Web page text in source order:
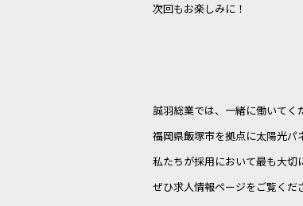
次回もお楽しみに！
誠羽総業では、一緒に働いてく
福岡県飯塚市を拠点に太陽光パ
私たちが採用において最も大切
ぜひ求人情報ページをご覧くだ